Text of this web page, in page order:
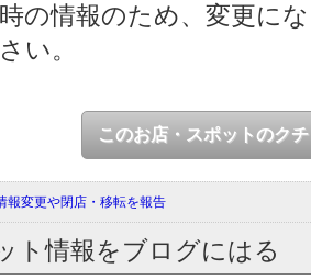
の情報のため、変更に
い。
このお店・スポットのク
報変更や閉店・移転を報告
ト情報をブログにはる